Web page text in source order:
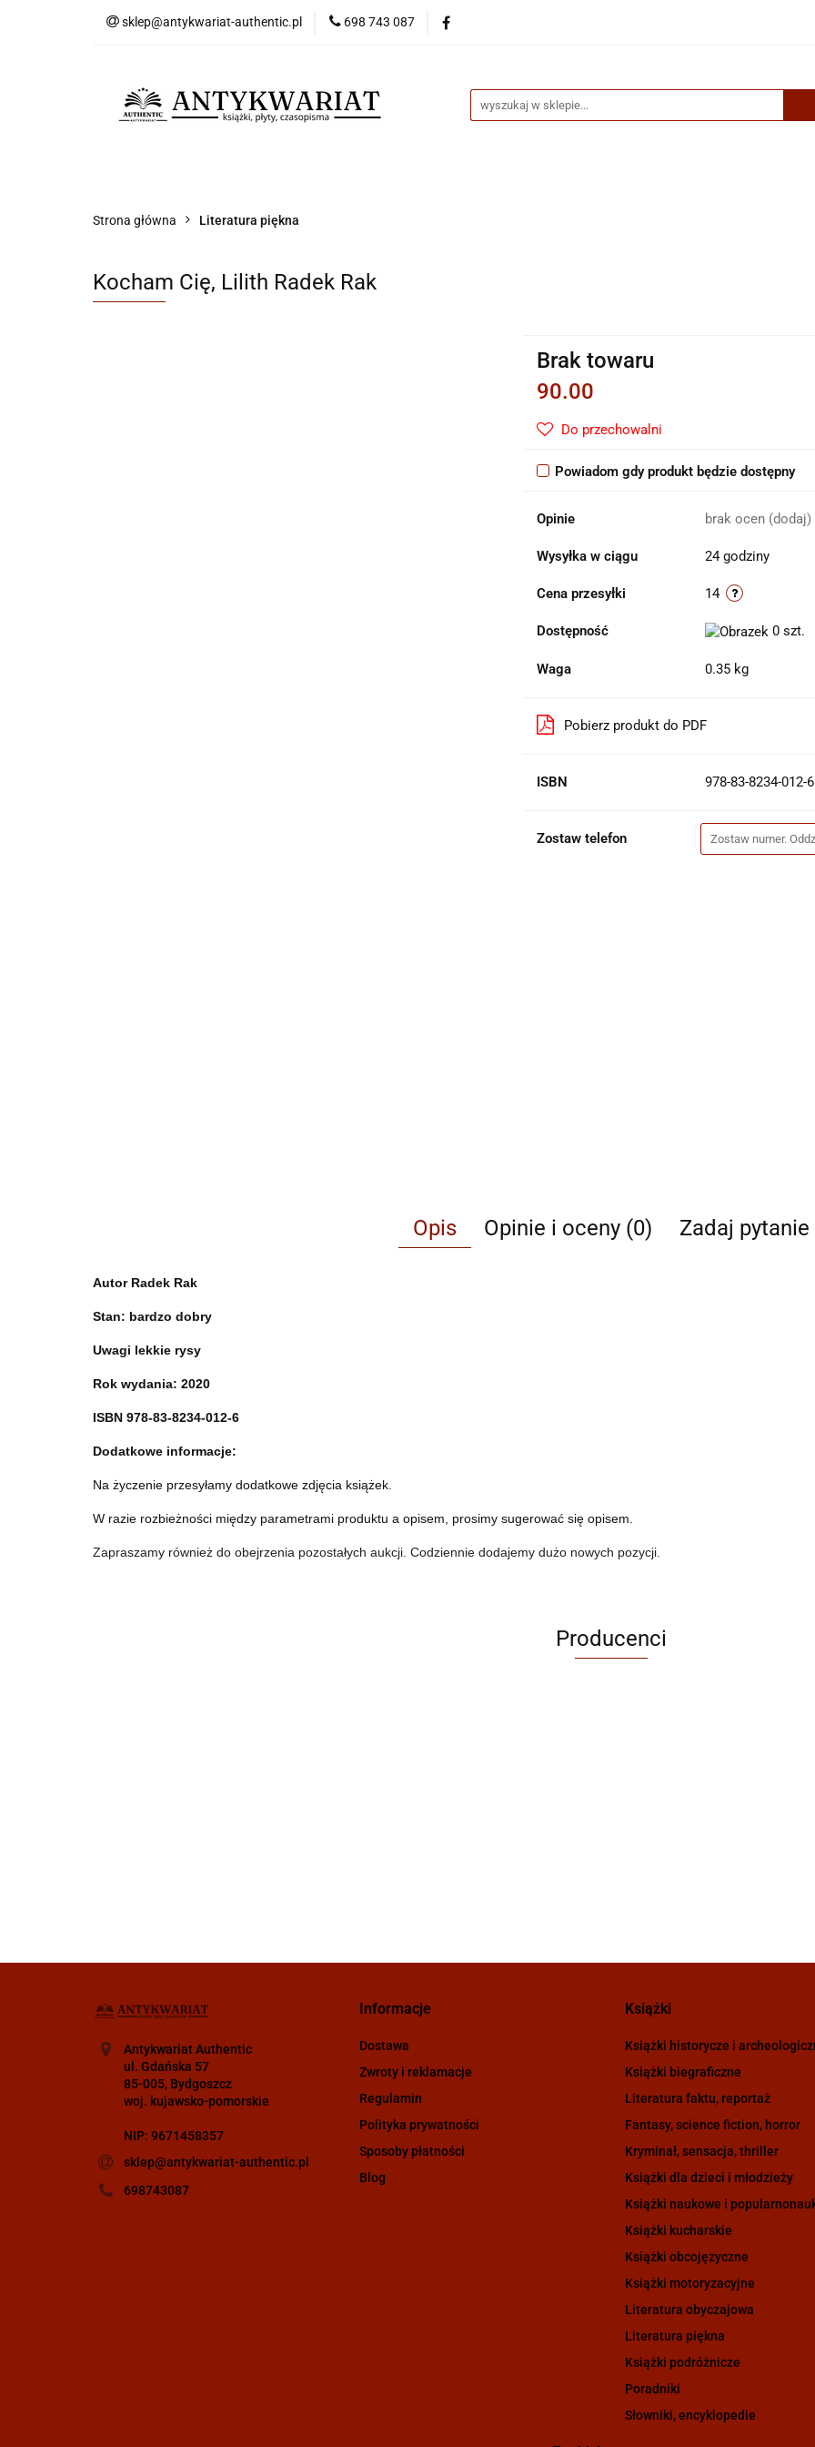
sklep@antykwariat-authentic.pl 698 743 087
Kategorie
Strona główna Literatura piękna
Kocham Cię, Lilith Radek Rak
Brak towaru
90.00
Do przechowalni
Powiadom gdy produkt będzie dostępny
Opinie brak ocen (dodaj)
Wysyłka w ciągu 24 godziny
Cena przesyłki 14
Dostępność 0 szt.
Waga 0.35 kg
Pobierz produkt do PDF
ISBN 978-83-8234-012-6
Zostaw telefon
Opis Opinie i oceny (0) Zadaj pytanie
AutorRadek Rak
Stan: bardzo dobry
Uwagi lekkie rysy
Rok wydania: 2020
ISBN 978-83-8234-012-6
Dodatkowe informacje:
Na życzenie przesyłamy dodatkowe zdjęcia książek.
W razie rozbieżności między parametrami produktu a opisem, prosimy sugerować się opisem.
Zapraszamy również do obejrzenia pozostałych aukcji. Codziennie dodajemy dużo nowych pozycji.
Producenci
Antykwariat Authentic
ul. Gdańska 57
85-005, Bydgoszcz
woj. kujawsko-pomorskie
NIP: 9671458357
sklep@antykwariat-authentic.pl
698743087
Informacje
Dostawa
Zwroty i reklamacje
Regulamin
Polityka prywatności
Sposoby płatności
Blog
Książki
Książki historycze i
Książki biegraficzne
Literatura faktu, reportaż
Fantasy, science fiction, horror
Kryminał, sensacja, thriller
Książki dla dzieci i młodzieży
Książki naukowe i
Książki kucharskie
Książki obcojęzyczne
Książki motoryzacyjne
Literatura obyczajowa
Literatura piękna
Książki podróżnicze
Poradniki
Słowniki, encyklopedie